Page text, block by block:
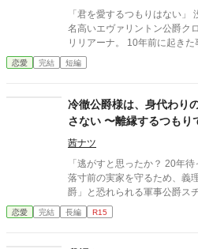
「君を愛するつもりはない」 没落寸前の実家を救うため、冷徹と
名高いエヴァリントン公爵ク
リリアーナ。 10年前に起き
は、氷のように冷たい夫との
た。 しかし、冷酷な言葉とは裏腹に、彼は植物を愛する彼女のた
する。 さらに、彼から漂う「
ナの失われた記憶の奥底を不思議
アーナは、書庫に隠された古
こに記されていたのは、冷血
少女に対する狂おしいほどの
過去の罪に縛られ、あえて彼
爵。 彼が愛しているのは過去
のか。 すれ違う二人の想いが交差したとき、凍てついていた時間
が動き出す。 不器用な二人が
恋愛 完結 短編
冷徹公爵様は、身代わり
さない 〜離縁するつもり
かれています〜
茜ナツ
「逃がすと思ったか？ 20年待
落寸前の実家を守るため、義
爵」と恐れられる軍事公爵ス
ことになったリリアーナ。 結婚初夜、彼から冷ややかに告げられ
たのは 「君に構う暇はない。愛するつもりもない」 という非情な
恋愛 完結 長編 R15